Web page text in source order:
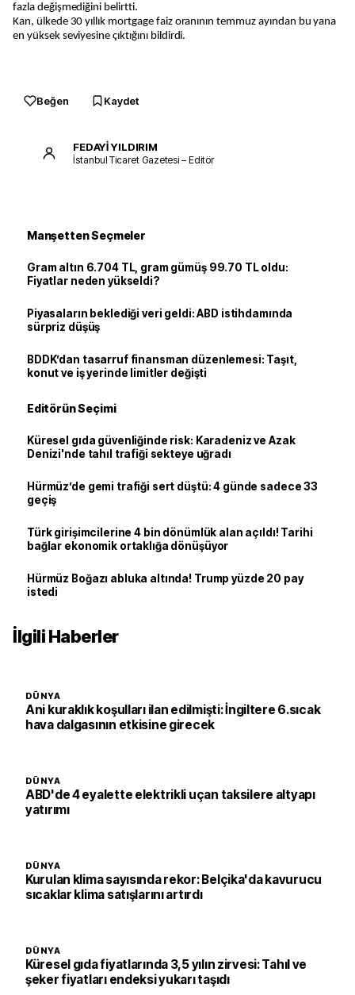
fazla değişmediğini belirtti.
Kan, ülkede 30 yıllık mortgage faiz oranının temmuz ayından bu yana
en yüksek seviyesine çıktığını bildirdi.
Beğen Kaydet
FEDAYİ YILDIRIM
İstanbul Ticaret Gazetesi – Editör
Manşetten Seçmeler
Gram altın 6.704 TL, gram gümüş 99.70 TL oldu:
Fiyatlar neden yükseldi?
Piyasaların beklediği veri geldi: ABD istihdamında
sürpriz düşüş
BDDK’dan tasarruf finansman düzenlemesi: Taşıt,
konut ve iş yerinde limitler değişti
Editörün Seçimi
Küresel gıda güvenliğinde risk: Karadeniz ve Azak
Denizi'nde tahıl trafiği sekteye uğradı
Hürmüz’de gemi trafiği sert düştü: 4 günde sadece 33
geçiş
Türk girişimcilerine 4 bin dönümlük alan açıldı! Tarihi
bağlar ekonomik ortaklığa dönüşüyor
Hürmüz Boğazı abluka altında! Trump yüzde 20 pay
istedi
İlgili Haberler
DÜNYA
Ani kuraklık koşulları ilan edilmişti: İngiltere 6.sıcak
hava dalgasının etkisine girecek
DÜNYA
ABD'de 4 eyalette elektrikli uçan taksilere altyapı
yatırımı
DÜNYA
Kurulan klima sayısında rekor: Belçika'da kavurucu
sıcaklar klima satışlarını artırdı
DÜNYA
Küresel gıda fiyatlarında 3,5 yılın zirvesi: Tahıl ve
şeker fiyatları endeksi yukarı taşıdı